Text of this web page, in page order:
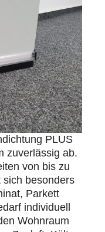
PLUS
zuverlässig ab.
von bis zu
sich besonders
Parkett
individuell
Wohnraum